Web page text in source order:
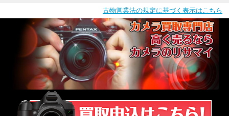
買取カテゴリ一覧
古物営業法の規定に基づく表示はこちら